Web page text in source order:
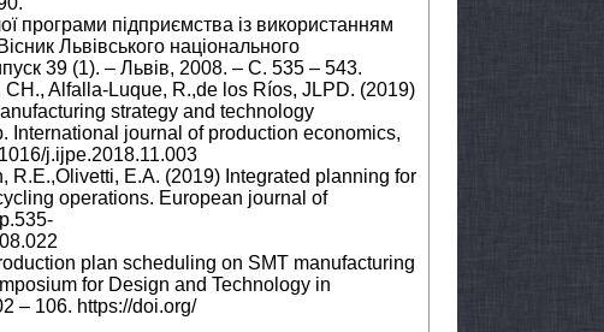
програми підприємства із використанням
Львівського національного
39 (1). – Львів, 2008. – С. 535 – 543.
Alfalla-Luque, R.,de los Ríos, JLPD. (2019)
strategy and technology
International journal of production economics,
j.ijpe.2018.11.003
R.E.,Olivetti, E.A. (2019) Integrated planning for
operations. European journal of
plan scheduling on SMT manufacturing
for Design and Technology in
– 106. https://doi.org/